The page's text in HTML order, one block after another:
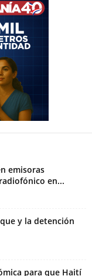
emisoras
en...
y la detención
para que Haití